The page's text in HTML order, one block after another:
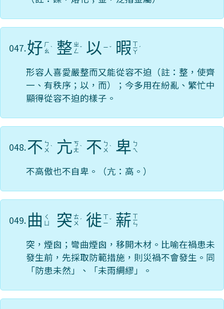
047.好 ㄏ
ㄠ ˋ 整 ㄓ
ㄥ ˇ 以 ㄧ ˇ 暇 ㄧ
ㄚ
ˊ
形容人喜愛嚴整而又能從容不迫（註：整，使齊
一、有秩序；以，而）；今多用在紛亂、繁忙中
顯得從容不迫的樣子。
048.不 ㄅ
ㄨ ˋ 亢 ㄎ
ㄤ ˋ 不 ㄅ
ㄨ ˋ 卑 ㄅ
ㄟ
不高傲也不自卑。（亢：高。）
049. 曲 ㄑ
突 ㄊ
ㄨ ˊ 徙 ㄧ ˇ 薪 ㄧ
ㄣ
突，煙囪；彎曲煙囪，移開木材。比喻在禍患未
發生前，先採取防範措施，則災禍不會發生。同
「防患未然」、「未雨綢繆」。